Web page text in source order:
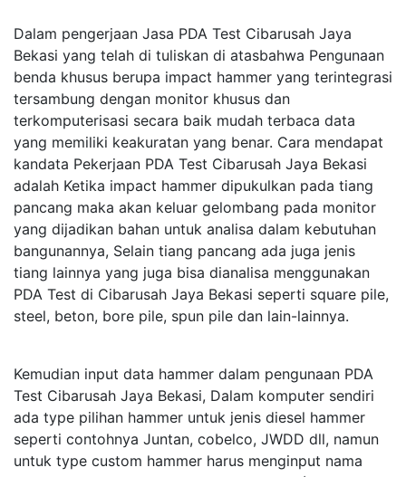
Dalam pengerjaan Jasa PDA Test Cibarusah Jaya
Bekasi yang telah di tuliskan di atasbahwa Pengunaan
benda khusus berupa impact hammer yang terintegrasi
tersambung dengan monitor khusus dan
terkomputerisasi secara baik mudah terbaca data
yang memiliki keakuratan yang benar. Cara mendapat
kandata Pekerjaan PDA Test Cibarusah Jaya Bekasi
adalah Ketika impact hammer dipukulkan pada tiang
pancang maka akan keluar gelombang pada monitor
yang dijadikan bahan untuk analisa dalam kebutuhan
bangunannya, Selain tiang pancang ada juga jenis
tiang lainnya yang juga bisa dianalisa menggunakan
PDA Test di Cibarusah Jaya Bekasi seperti square pile,
steel, beton, bore pile, spun pile dan lain-lainnya.
Kemudian input data hammer dalam pengunaan PDA
Test Cibarusah Jaya Bekasi, Dalam komputer sendiri
ada type pilihan hammer untuk jenis diesel hammer
seperti contohnya Juntan, cobelco, JWDD dll, namun
untuk type custom hammer harus menginput nama